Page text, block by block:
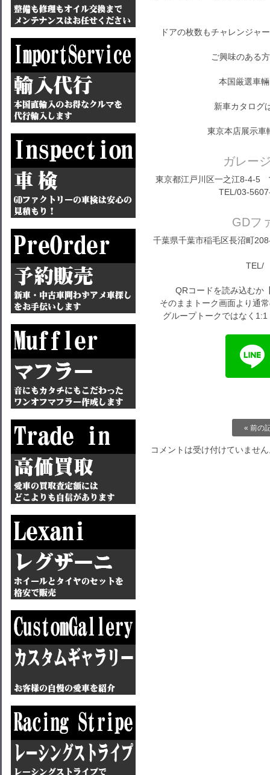
ドアの枚数もチャレンジャ
ご興味のある
本国厳選車
新車カタログ
東京本店展示
ガレー
東京都江戸川区一之江8-4-5
TEL/03-
GDフ
千葉県千葉市稲毛区長沼町
TEL/
QRコードを読み込むか
そのままトーク画面より通
グループトークではなく
« 前の
コメントは受け付けていませ